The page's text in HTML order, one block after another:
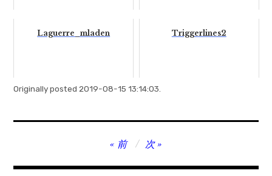
Laguerre_mladen Triggerlines2
Originally posted 2019-08-15 13:14:03.
稿
前 次